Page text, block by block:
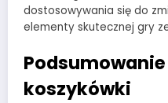
dostosowywania się do
elementy skutecznej gry
koszykówki